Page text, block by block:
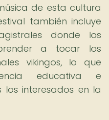
de esta cultura
también incluye
donde los
a tocar los
vikingos, lo que
educativa e
interesados en la